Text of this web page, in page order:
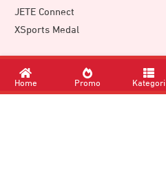
JETE Connect
XSports Medal
Download Apps
Home Promo Kategori